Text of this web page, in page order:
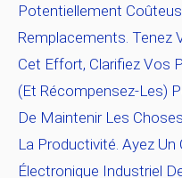
Potentiellement
Remplacements. Tenez
Cet Effort, Clarifiez Vos
(et Récompensez-Les)
De Maintenir Les
La Productivité. Ayez
Électronique Industriel